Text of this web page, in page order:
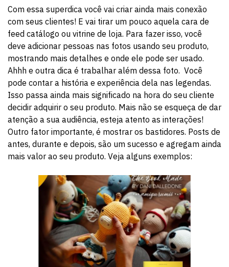
Com essa superdica você vai criar ainda mais conexão
com seus clientes! E vai tirar um pouco aquela cara de
feed catálogo ou vitrine de loja. Para fazer isso, você
deve adicionar pessoas nas fotos usando seu produto,
mostrando mais detalhes e onde ele pode ser usado.
Ahhh e outra dica é trabalhar além dessa foto. Você
pode contar a história e experiência dela nas legendas.
Isso passa ainda mais significado na hora do seu cliente
decidir adquirir o seu produto. Mais não se esqueça de dar
atenção a sua audiência, esteja atento as interações!
Outro fator importante, é mostrar os bastidores. Posts de
antes, durante e depois, são um sucesso e agregam ainda
mais valor ao seu produto. Veja alguns exemplos: